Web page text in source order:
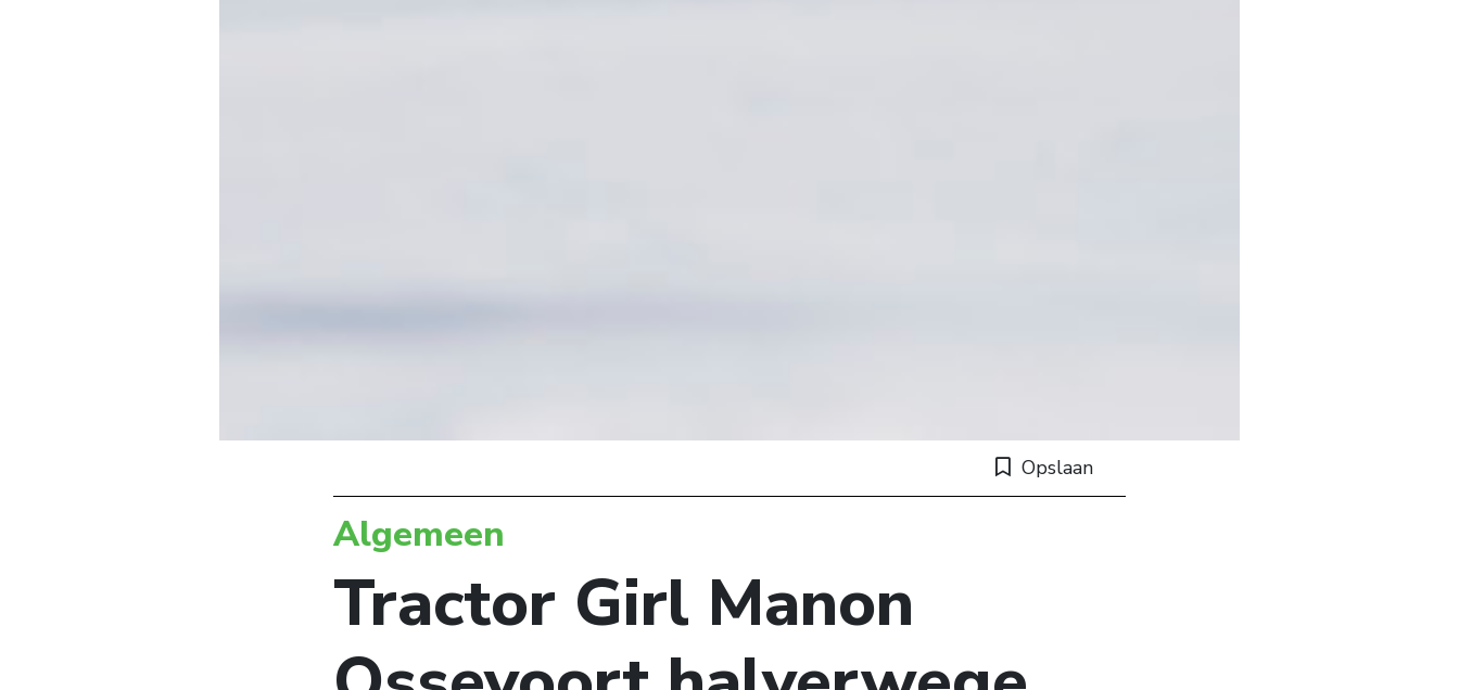
Opslaan
Algemeen
Tractor Girl Manon